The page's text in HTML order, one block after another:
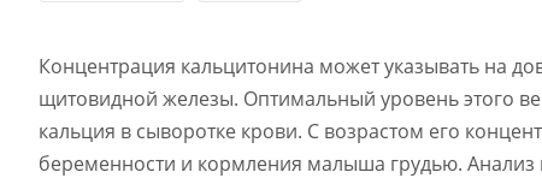
Концентрация кальцитонина может указывать на
щитовидной железы. Оптимальный уровень этого
кальция в сыворотке крови. С возрастом его
беременности и кормления малыша грудью. Анализ